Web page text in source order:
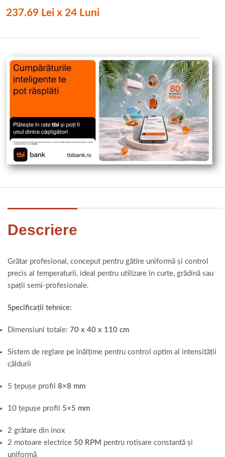
237.69 Lei x 24 Luni
Descriere
Grătar profesional, conceput pentru gătire uniformă și control
precis al temperaturii, ideal pentru utilizare în curte, grădină sau
spații semi-profesionale.
Specificații tehnice:
Dimensiuni totale: 70 x 40 x 110 cm
Sistem de reglare pe înălțime pentru control optim al intensității
căldurii
5 țepușe profil 8×8 mm
10 țepușe profil 5×5 mm
2 grătare din inox
2 motoare electrice 50 RPM pentru rotisare constantă și
uniformă